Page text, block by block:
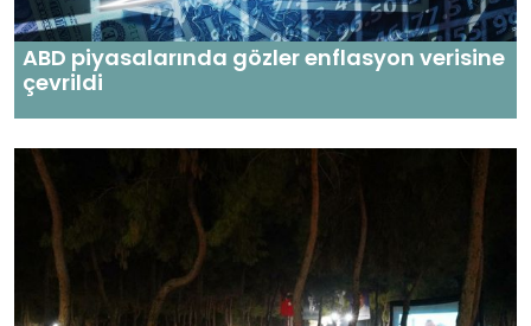
ABD piyasalarında gözler enflasyon verisine
çevrildi